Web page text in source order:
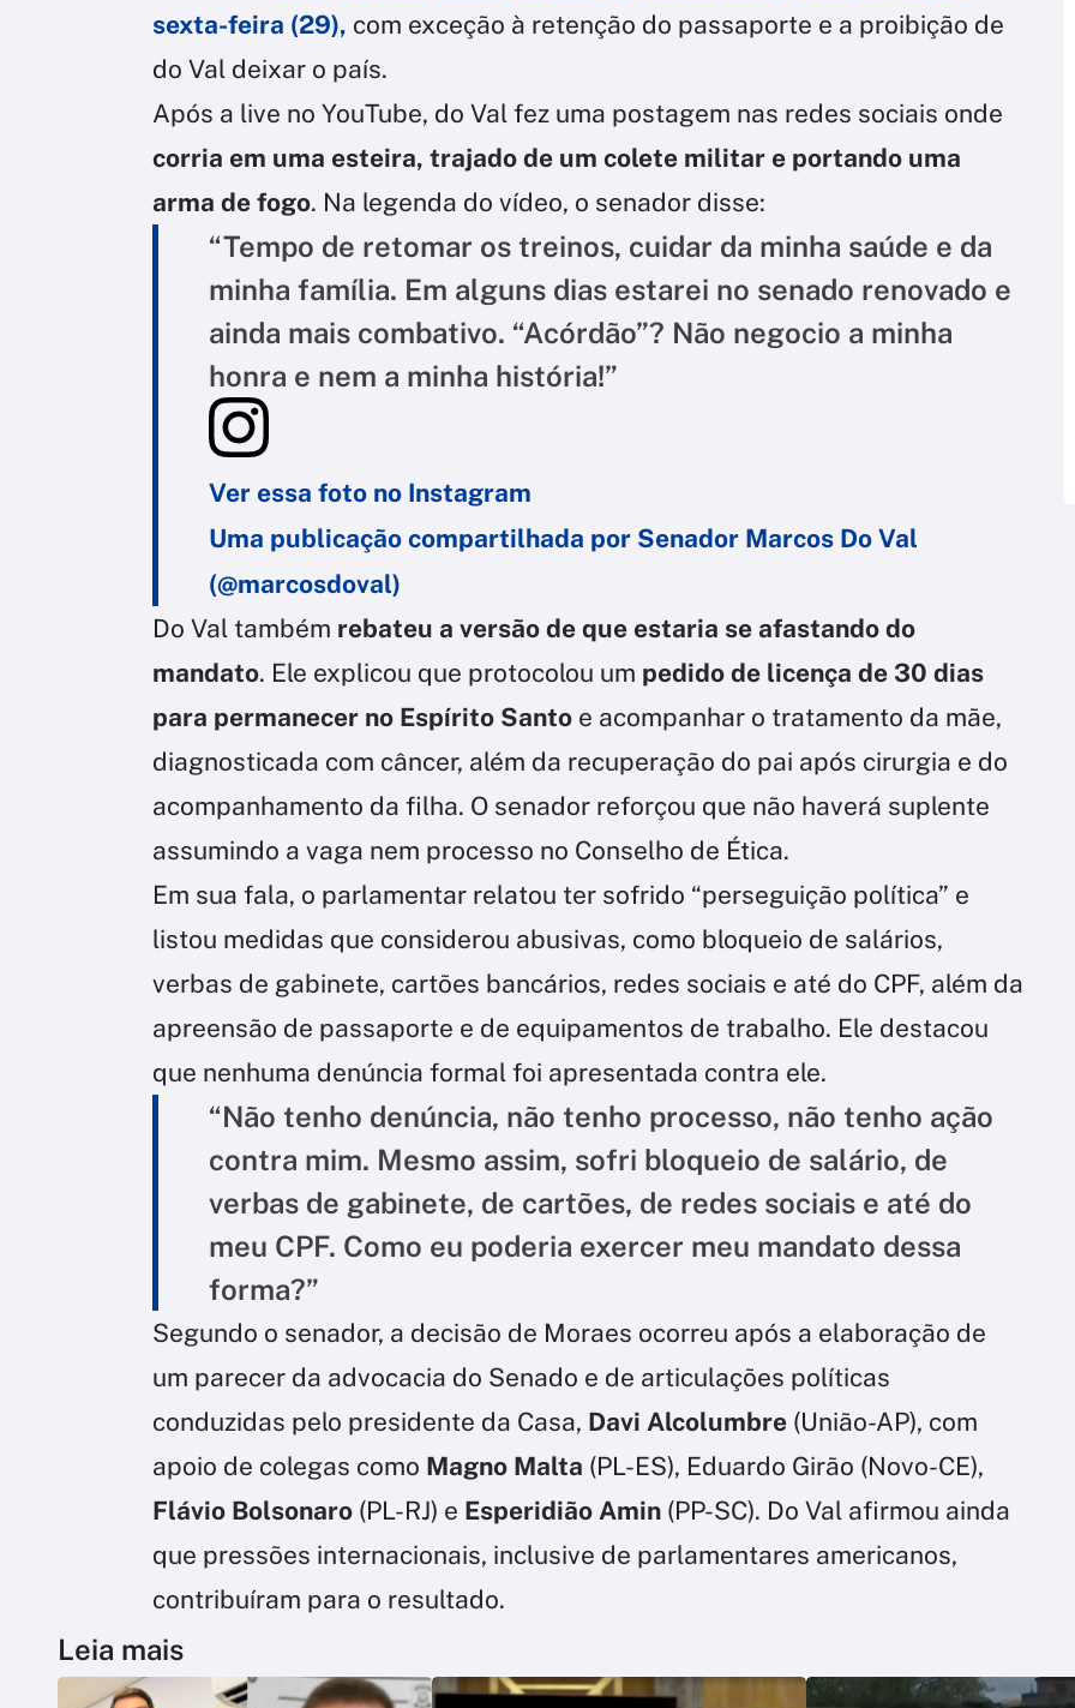
sexta-feira (29), com exceção à retenção do passaporte e a proibição de
do Val deixar o país.
Após a live no YouTube, do Val fez uma postagem nas redes sociais onde
corria em uma esteira, trajado de um colete militar e portando uma
arma de fogo. Na legenda do vídeo, o senador disse:
“Tempo de retomar os treinos, cuidar da minha saúde e da
minha família. Em alguns dias estarei no senado renovado e
ainda mais combativo. “Acórdão”? Não negocio a minha
honra e nem a minha história!”
Ver essa foto no Instagram
Uma publicação compartilhada por Senador Marcos Do Val
(@marcosdoval)
Do Val também rebateu a versão de que estaria se afastando do
mandato. Ele explicou que protocolou um pedido de licença de 30 dias
para permanecer no Espírito Santo e acompanhar o tratamento da mãe,
diagnosticada com câncer, além da recuperação do pai após cirurgia e do
acompanhamento da filha. O senador reforçou que não haverá suplente
assumindo a vaga nem processo no Conselho de Ética.
Em sua fala, o parlamentar relatou ter sofrido “perseguição política” e
listou medidas que considerou abusivas, como bloqueio de salários,
verbas de gabinete, cartões bancários, redes sociais e até do CPF, além da
apreensão de passaporte e de equipamentos de trabalho. Ele destacou
que nenhuma denúncia formal foi apresentada contra ele.
“Não tenho denúncia, não tenho processo, não tenho ação
contra mim. Mesmo assim, sofri bloqueio de salário, de
verbas de gabinete, de cartões, de redes sociais e até do
meu CPF. Como eu poderia exercer meu mandato dessa
forma?”
Segundo o senador, a decisão de Moraes ocorreu após a elaboração de
um parecer da advocacia do Senado e de articulações políticas
conduzidas pelo presidente da Casa, Davi Alcolumbre (União-AP), com
apoio de colegas como Magno Malta (PL-ES), Eduardo Girão (Novo-CE),
Flávio Bolsonaro (PL-RJ) e Esperidião Amin (PP-SC). Do Val afirmou ainda
que pressões internacionais, inclusive de parlamentares americanos,
contribuíram para o resultado.
Leia mais